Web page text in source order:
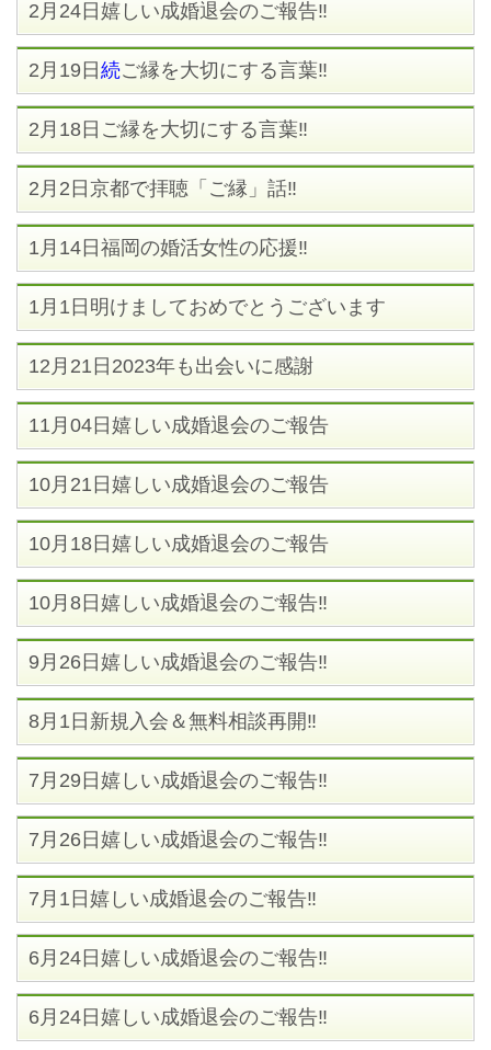
2月24日嬉しい成婚退会のご報告‼
2月19日 続ご縁を大切にする言葉‼
2月18日ご縁を大切にする言葉‼
2月2日京都で拝聴「ご縁」話‼
1月14日福岡の婚活女性の応援‼
1月1日明けましておめでとうございます
12月21日2023年も出会いに感謝
11月04日嬉しい成婚退会のご報告
10月21日嬉しい成婚退会のご報告
10月18日嬉しい成婚退会のご報告
10月8日嬉しい成婚退会のご報告‼
9月26日嬉しい成婚退会のご報告‼
8月1日新規入会＆無料相談再開‼
7月29日嬉しい成婚退会のご報告‼
7月26日嬉しい成婚退会のご報告‼
7月1日嬉しい成婚退会のご報告‼
6月24日嬉しい成婚退会のご報告‼
6月24日嬉しい成婚退会のご報告‼